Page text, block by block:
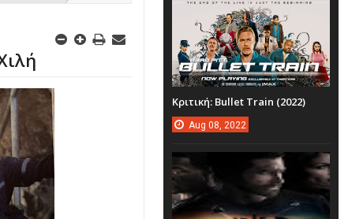
Κριτική: Bullet Train (2022)
Aug 08, 2022